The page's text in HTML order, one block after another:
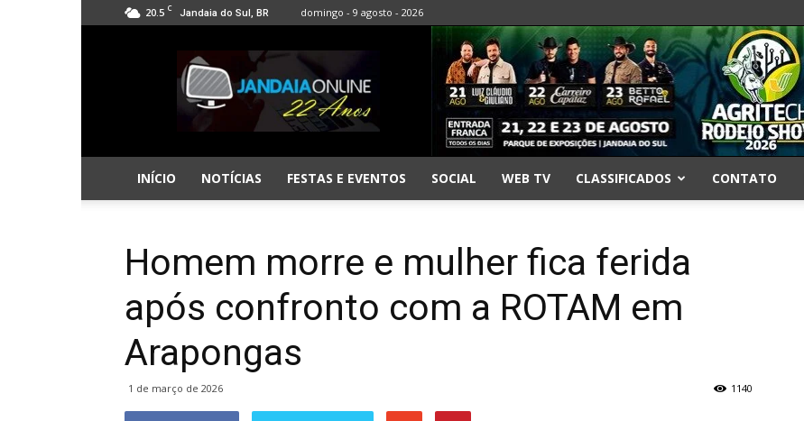
20.5 C Jandaia do Sul, BR domingo - 9 agosto - 2026
Jandaia
Online
INÍCIO NOTÍCIAS FESTAS E EVENTOS SOCIAL WEB TV CLASSIFICADOS CONTATO
Homem morre e mulher fica ferida
após confronto com a ROTAM em
Arapongas
1 de março de 2026 1140